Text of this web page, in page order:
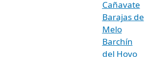
Cañavate
Barajas de
Melo
Barchín
del Hoyo